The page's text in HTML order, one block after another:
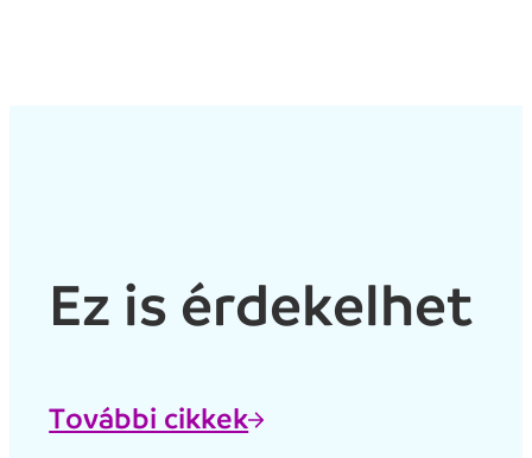
Ez is érdekelhet
További cikkek